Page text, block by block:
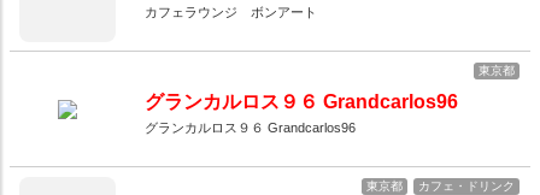
カフェラウンジ ボンアート
東京都
グランカルロス９６ Grandcarlos96
グランカルロス９６ Grandcarlos96
東京都 カフェ・ドリンク